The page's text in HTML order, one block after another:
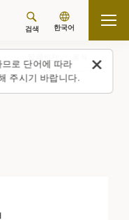
로 단어에 따라
주시기 바랍니다.
검색 한국어